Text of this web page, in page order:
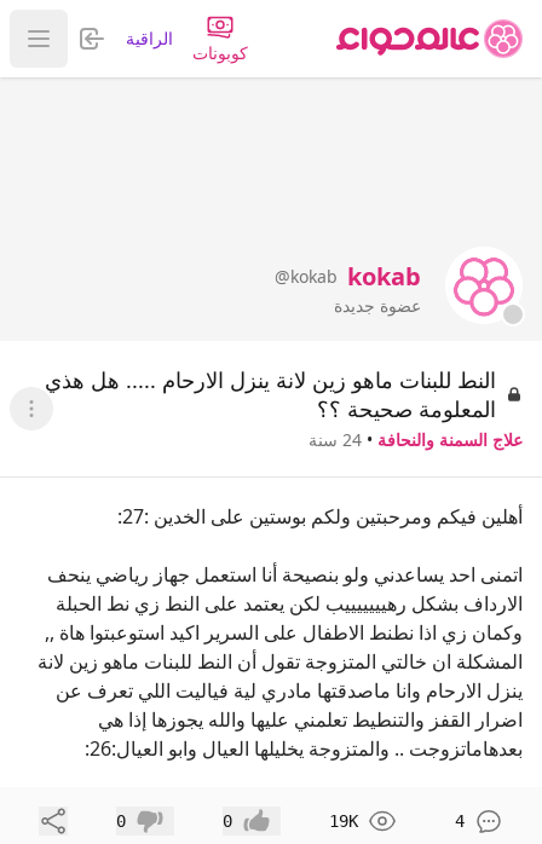
كوبونات
الراقية تسجيل
عرض
kokab
@kokab
عضوة جديدة
النط للبنات ماهو زين لانة ينزل الارحام ..... هل هذي
المعلومة صحيحة ؟؟
علاج السمنة والنحافة • 24 سنة
عرض
أهلين فيكم ومرحبتين ولكم بوستين على الخدين :27:
اتمنى احد يساعدني ولو بنصيحة أنا استعمل جهاز رياضي ينحف
الارداف بشكل رهيييييييب لكن يعتمد على النط زي نط الحبلة
وكمان زي اذا نطنط الاطفال على السرير اكيد استوعبتوا هاة ,,
المشكلة ان خالتي المتزوجة تقول أن النط للبنات ماهو زين لانة
ينزل الارحام وانا ماصدقتها مادري لية فياليت اللي تعرف عن
اضرار القفز والتنطيط تعلمني عليها والله يجوزها إذا هي
بعدهاماتزوجت .. والمتزوجة يخليلها العيال وابو العيال:26:
4
19K إعجاب 0 عدم إعجاب
0 مشاركة